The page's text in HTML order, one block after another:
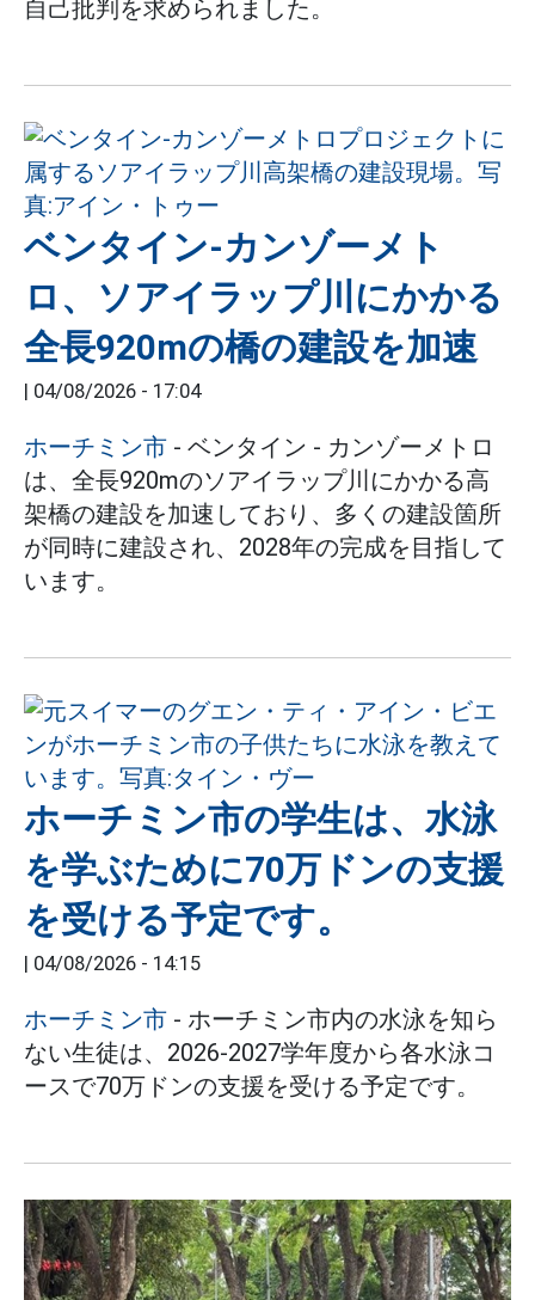
自己批判を求められました。
ベンタイン-カンゾーメト
ロ、ソアイラップ川にかかる
全長920mの橋の建設を加速
| 04/08/2026 - 17:04
ホーチミン市 - ベンタイン - カンゾーメトロ
は、全長920mのソアイラップ川にかかる高
架橋の建設を加速しており、多くの建設箇所
が同時に建設され、2028年の完成を目指して
います。
ホーチミン市の学生は、水泳
を学ぶために70万ドンの支援
を受ける予定です。
| 04/08/2026 - 14:15
ホーチミン市 - ホーチミン市内の水泳を知ら
ない生徒は、2026-2027学年度から各水泳コ
ースで70万ドンの支援を受ける予定です。